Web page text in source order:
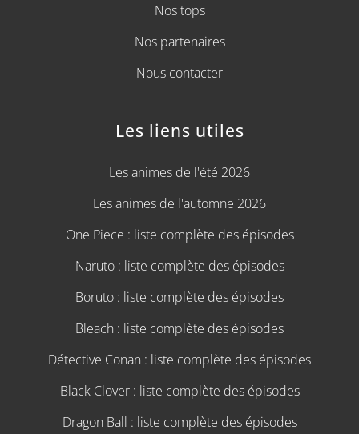
Nos tops
Nos partenaires
Nous contacter
Les liens utiles
Les animes de l'été 2026
Les animes de l'automne 2026
One Piece : liste complète des épisodes
Naruto : liste complète des épisodes
Boruto : liste complète des épisodes
Bleach : liste complète des épisodes
Détective Conan : liste complète des épisodes
Black Clover : liste complète des épisodes
Dragon Ball : liste complète des épisodes